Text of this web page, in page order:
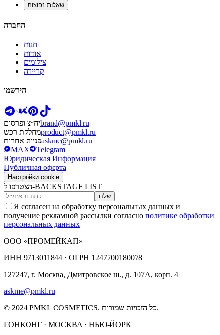
שאלות נפוצות
החברה
חנות
אודות
צילומים
קריירה
הירשמו
יח״צ ופרסוםbrand@pmkl.ru
מחלקת רכשproduct@pmkl.ru
פניות אחרותaskme@pmkl.ru
MAX
Telegram
Юридическая Информация
Публичная оферта
Настройки cookie
הצטרפו ל-BACKSTAGE LIST
שלח
Я согласен на обработку персональных данных и
получение рекламной рассылки согласно политике обработки
персональных данных
ООО «ПРОМЕЙКАП»
ИНН 9713011844 · ОГРН 1247700180078
127247, г. Москва, Дмитровское ш., д. 107А, корп. 4
askme@pmkl.ru
© 2024 PMKL COSMETICS. כל הזכויות שמורות.
ГОНКОНГ · МОСКВА · НЬЮ-ЙОРК